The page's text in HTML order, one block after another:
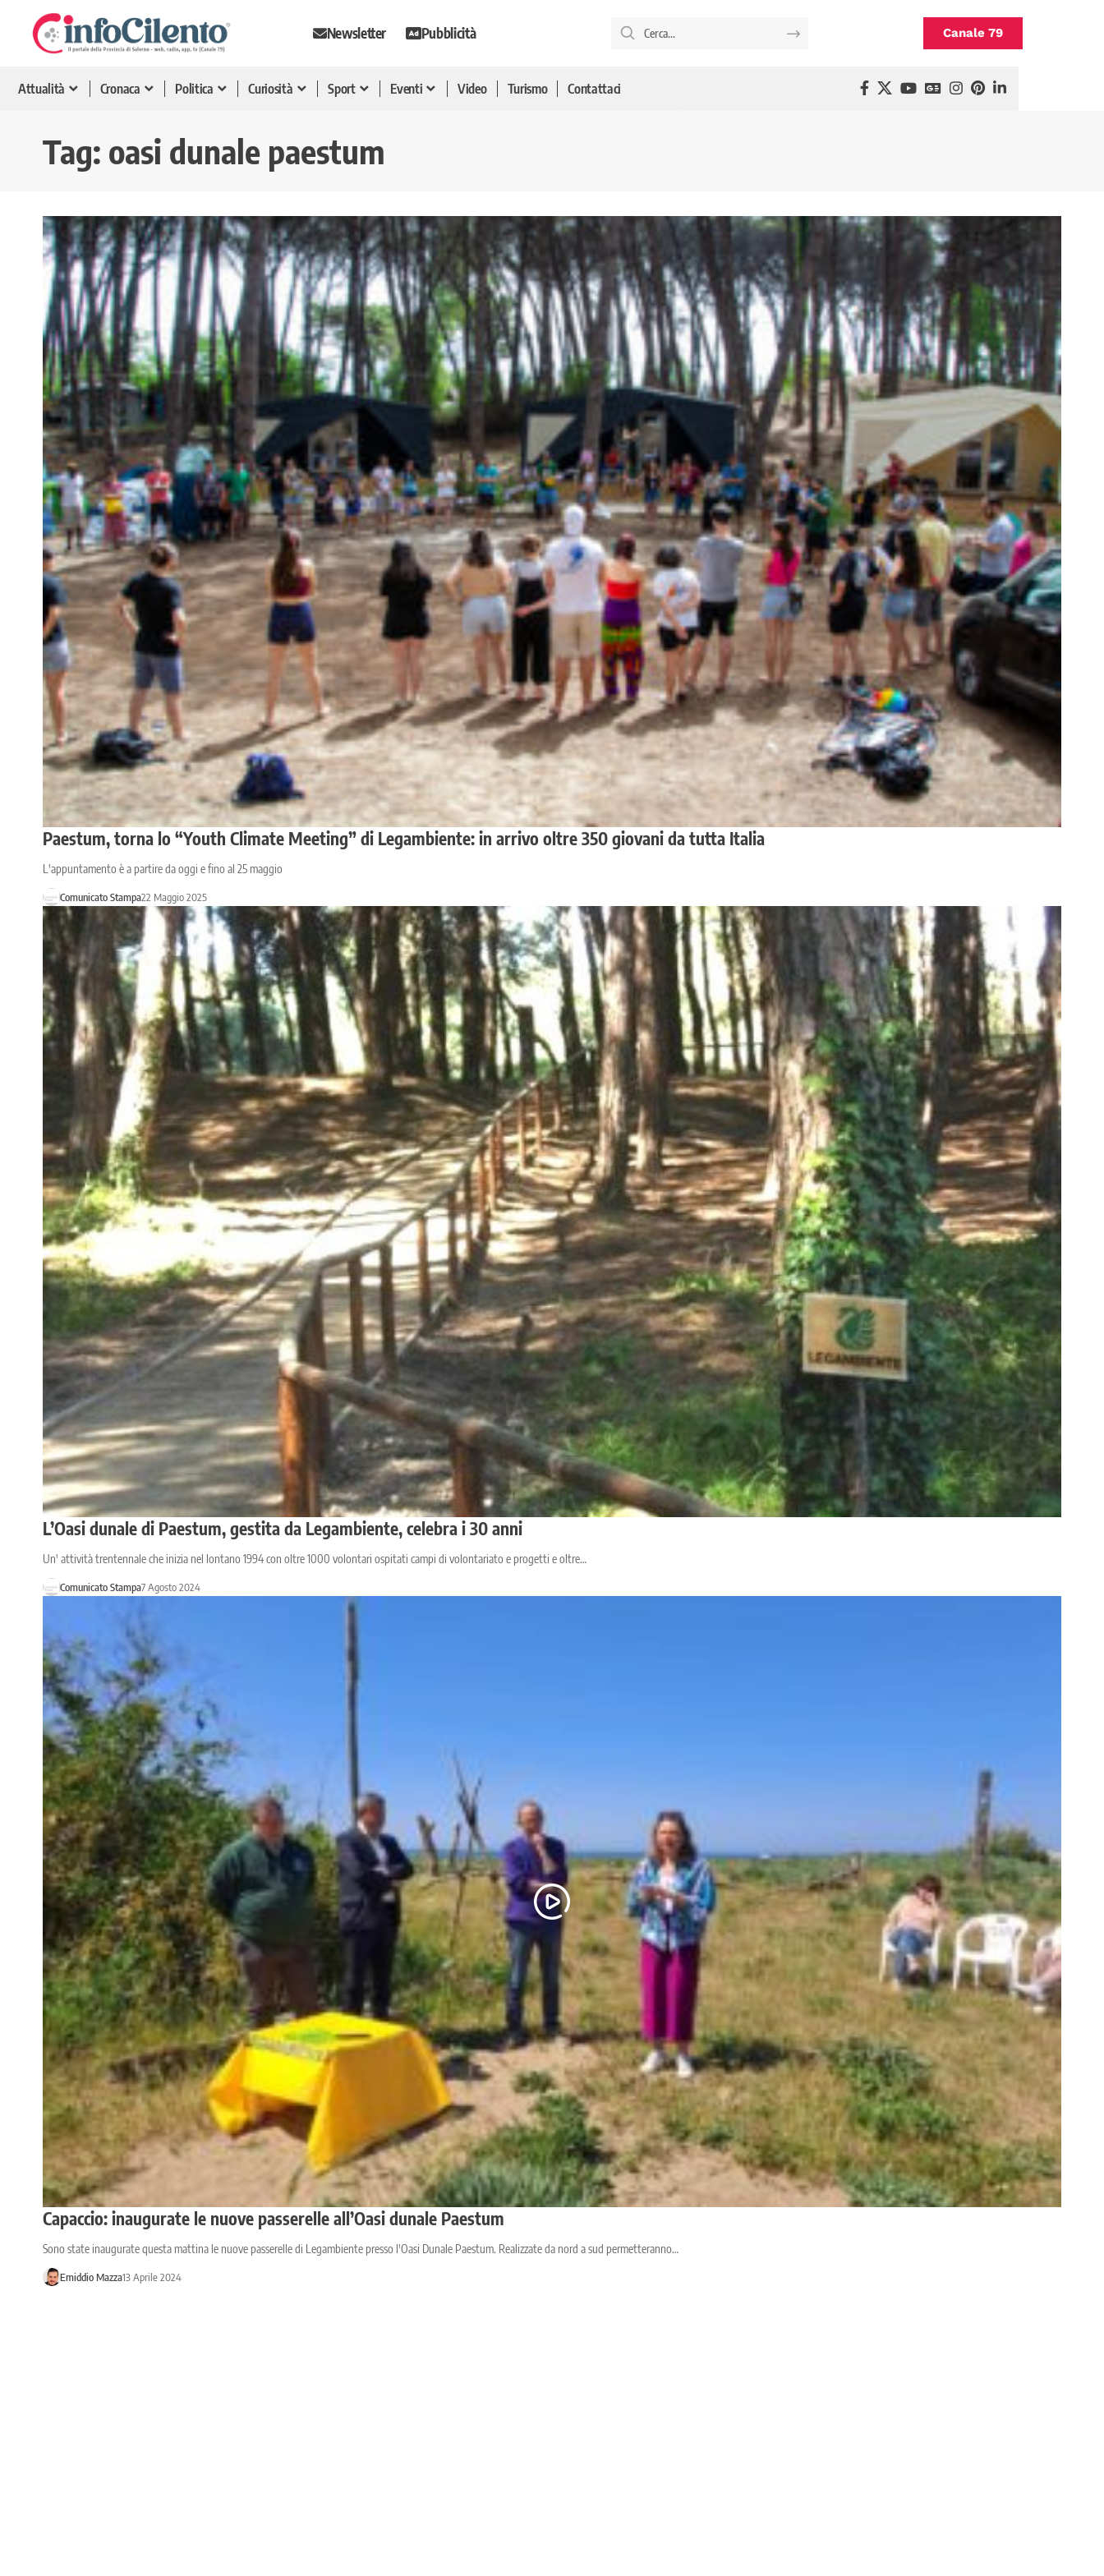
Newsletter Pubblicità Canale 79
Attualità Cronaca Politica Curiosità Sport Eventi Video Turismo Contattaci
Tag: oasi dunale paestum
Paestum, torna lo “Youth Climate Meeting” di Legambiente: in arrivo oltre 350 giovani da tutta Italia
L'appuntamento è a partire da oggi e fino al 25 maggio
Comunicato Stampa22 Maggio 2025
L’Oasi dunale di Paestum, gestita da Legambiente, celebra i 30 anni
Un' attività trentennale che inizia nel lontano 1994 con oltre 1000 volontari ospitati campi di volontariato e progetti e oltre…
Comunicato Stampa7 Agosto 2024
Capaccio: inaugurate le nuove passerelle all’Oasi dunale Paestum
Sono state inaugurate questa mattina le nuove passerelle di Legambiente presso l'Oasi Dunale Paestum. Realizzate da nord a sud permetteranno…
Emiddio Mazza13 Aprile 2024